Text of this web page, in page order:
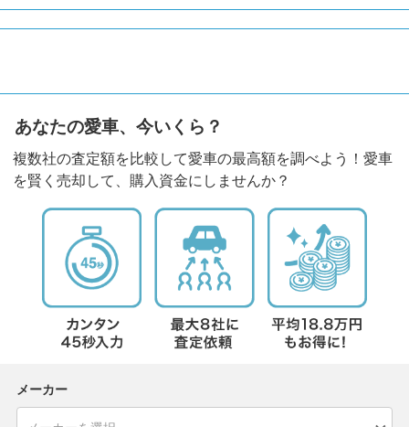
あなたの愛車、今いくら？
複数社の査定額を比較して愛車の最高額を調べよう！愛車
を賢く売却して、購入資金にしませんか？
メーカー